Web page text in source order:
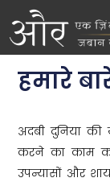
हमारे
अदबी दुनिया की
करने का काम
उपन्यासों और